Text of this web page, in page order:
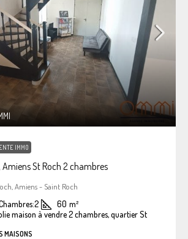
IMMO
Amiens St Roch 2 chambres
Amiens - Saint Roch
2 60 m²
maison à vendre 2 chambres, quartier St
MAISONS